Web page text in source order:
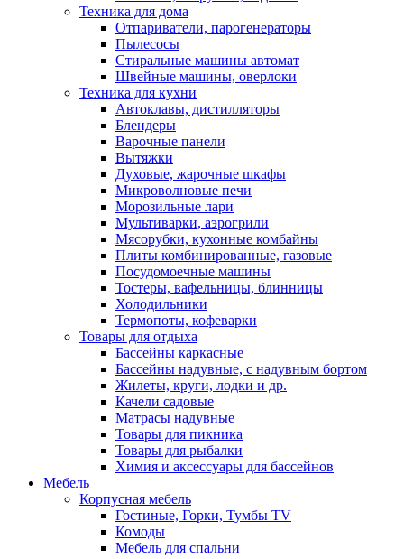
Техника для дома
Отпариватели, парогенераторы
Пылесосы
Стиральные машины автомат
Швейные машины, оверлоки
Техника для кухни
Автоклавы, дистилляторы
Блендеры
Варочные панели
Вытяжки
Духовые, жарочные шкафы
Микроволновые печи
Морозильные лари
Мультиварки, аэрогрили
Мясорубки, кухонные комбайны
Плиты комбинированные, газовые
Посудомоечные машины
Тостеры, вафельницы, блинницы
Холодильники
Термопоты, кофеварки
Товары для отдыха
Бассейны каркасные
Бассейны надувные, с надувным бортом
Жилеты, круги, лодки и др.
Качели садовые
Матрасы надувные
Товары для пикника
Товары для рыбалки
Химия и аксессуары для бассейнов
Мебель
Корпусная мебель
Гостиные, Горки, Тумбы TV
Комоды
Мебель для спальни